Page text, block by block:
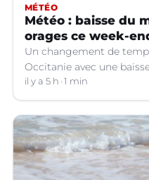
MÉTÉO
Météo : baisse du
orages ce week-
Un changement de
Occitanie avec une
d'orages dans certains
il y a 5 h 1 min